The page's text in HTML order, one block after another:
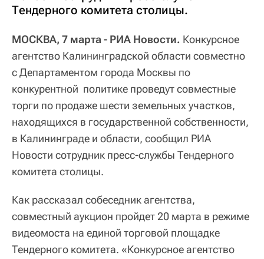
Тендерного комитета столицы.
МОСКВА, 7 марта - РИА Новости. Конкурсное
агентство Калининградской области совместно
с Департаментом города Москвы по
конкурентной политике проведут совместные
торги по продаже шести земельных участков,
находящихся в государственной собственности,
в Калининграде и области, сообщил РИА
Новости сотрудник пресс-службы Тендерного
комитета столицы.
Как рассказал собеседник агентства,
совместный аукцион пройдет 20 марта в режиме
видеомоста на единой торговой площадке
Тендерного комитета. «Конкурсное агентство